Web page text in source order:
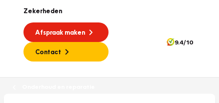
Zekerheden
Afspraak maken
Contact
9.4/10